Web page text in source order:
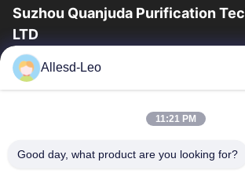
Suzhou Quanjuda Purification
LTD
ประสบการณ์ 16 ปี ในฐานะผู้ผลิตและผู้ส่งออกผลิ
Cleanroom ชั้นนำ เราขอเสนออุปกรณ์และวัสดุสิ้น
บ้าน
สินค้า
Allesd-Leo
11:21 PM
Good day, what product are you looking for?